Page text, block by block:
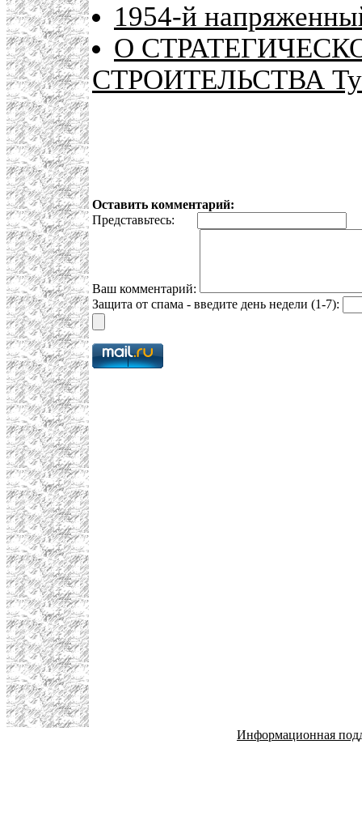
1954-й
О
СТРОИТЕЛЬСТВА
Оставить комментарий:
Представьтесь:
Ваш комментарий:
Защита от спама - введите день недели (1-7):
Информационная